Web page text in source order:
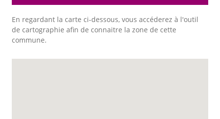
En regardant la carte ci-dessous, vous accéderez à l'outil
de cartographie afin de connaitre la zone de cette
commune.